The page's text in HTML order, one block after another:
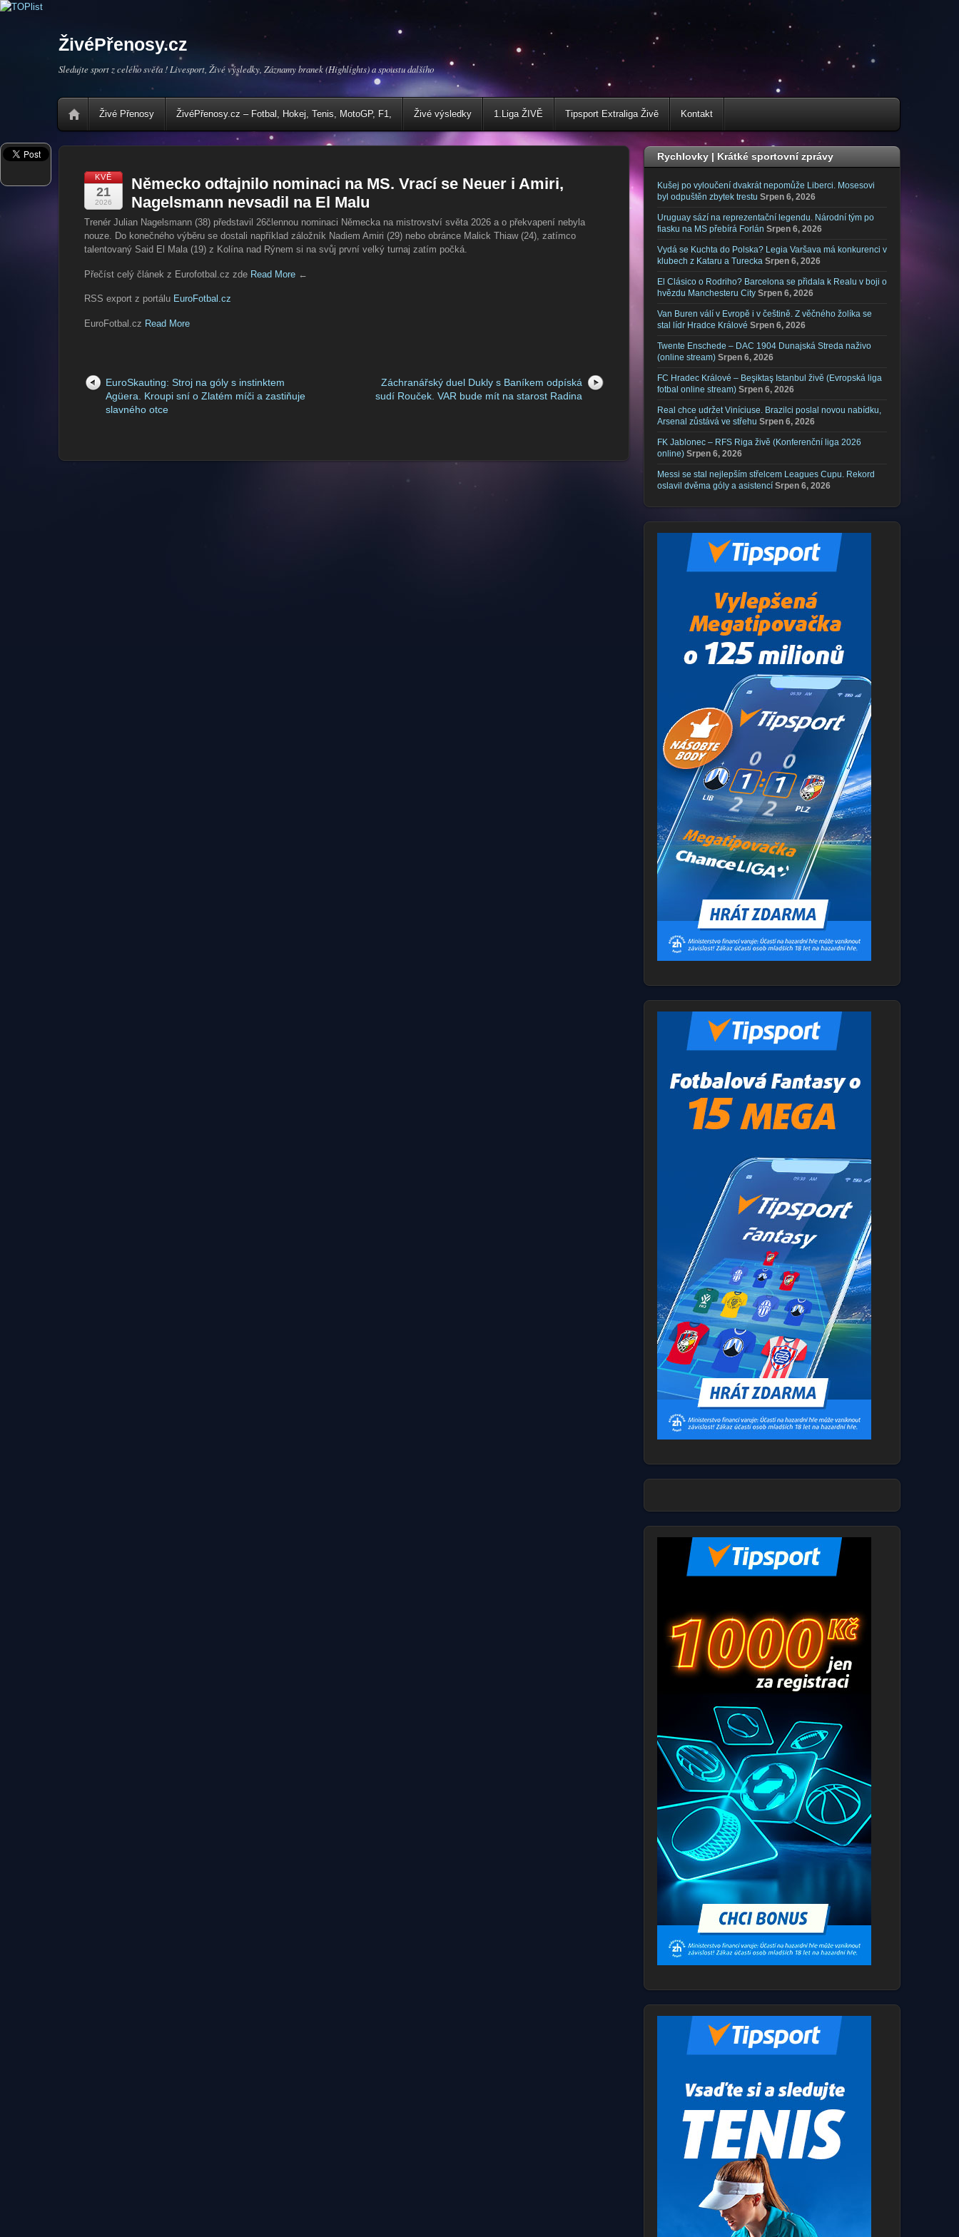
ŽivéPřenosy.cz
Sledujte sport z celého světa ! Livesport, Živé výsledky, Záznamy branek (Highlights) a spoustu dalšího
Živé Přenosy ŽivéPřenosy.cz – Fotbal, Hokej, Tenis, MotoGP, F1, Živé výsledky 1.Liga ŽIVĚ Tipsport Extraliga Živě Kontakt
KVĚ
21
2026
Německo odtajnilo nominaci na MS. Vrací se Neuer i Amiri,
Nagelsmann nevsadil na El Malu
Trenér Julian Nagelsmann (38) představil 26člennou nominaci Německa na mistrovství světa 2026 a o překvapení nebyla
nouze. Do konečného výběru se dostali například záložník Nadiem Amiri (29) nebo obránce Malick Thiaw (24), zatímco
talentovaný Said El Mala (19) z Kolína nad Rýnem si na svůj první velký turnaj zatím počká.
Přečíst celý článek z Eurofotbal.cz zde Read More ←
RSS export z portálu EuroFotbal.cz
EuroFotbal.cz Read More
EuroSkauting: Stroj na góly s instinktem
Agüera. Kroupi sní o Zlatém míči a zastiňuje
slavného otce
Záchranářský duel Dukly s Baníkem odpíská
sudí Rouček. VAR bude mít na starost Radina
Rychlovky | Krátké sportovní zprávy
Kušej po vyloučení dvakrát nepomůže Liberci. Mosesovi
byl odpuštěn zbytek trestu Srpen 6, 2026
Uruguay sází na reprezentační legendu. Národní tým po
fiasku na MS přebírá Forlán Srpen 6, 2026
Vydá se Kuchta do Polska? Legia Varšava má konkurenci v
klubech z Kataru a Turecka Srpen 6, 2026
El Clásico o Rodriho? Barcelona se přidala k Realu v boji o
hvězdu Manchesteru City Srpen 6, 2026
Van Buren válí v Evropě i v češtině. Z věčného žolíka se
stal lídr Hradce Králové Srpen 6, 2026
Twente Enschede – DAC 1904 Dunajská Streda naživo
(online stream) Srpen 6, 2026
FC Hradec Králové – Beşiktaş Istanbul živě (Evropská liga
fotbal online stream) Srpen 6, 2026
Real chce udržet Viníciuse. Brazilci poslal novou nabídku,
Arsenal zůstává ve střehu Srpen 6, 2026
FK Jablonec – RFS Riga živě (Konferenční liga 2026
online) Srpen 6, 2026
Messi se stal nejlepším střelcem Leagues Cupu. Rekord
oslavil dvěma góly a asistencí Srpen 6, 2026